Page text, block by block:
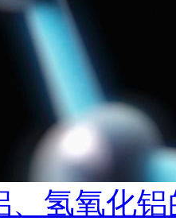
、氢氧化